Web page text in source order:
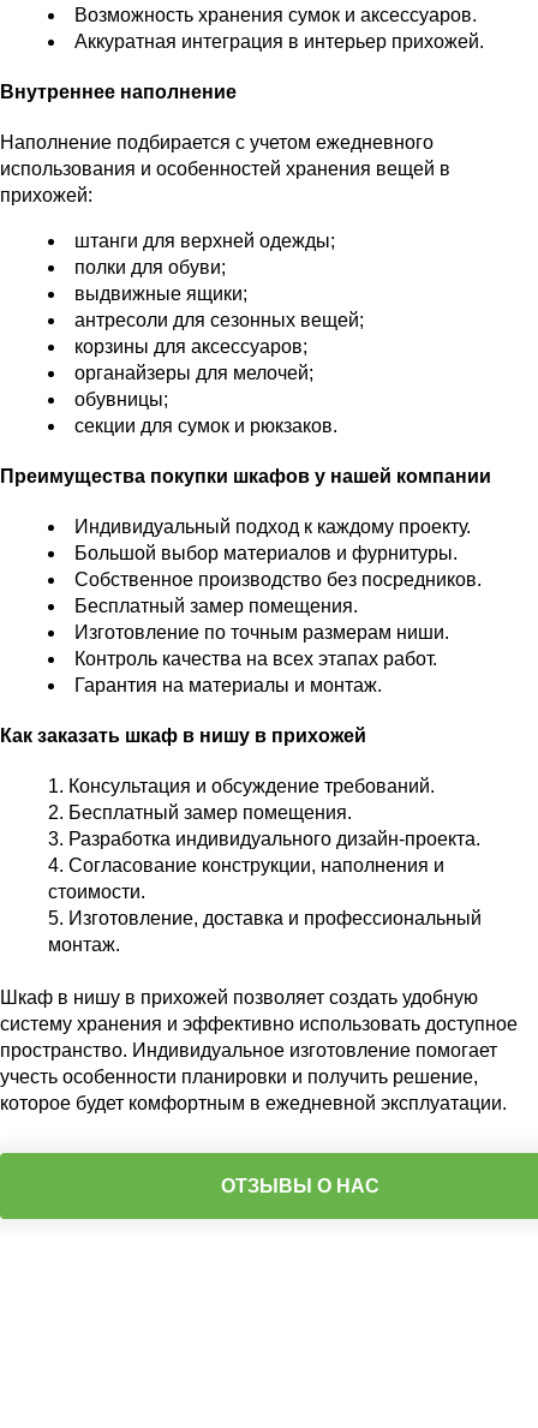
Возможность хранения сумок и аксессуаров.
Аккуратная интеграция в интерьер прихожей.
Внутреннее наполнение
Наполнение подбирается с учетом ежедневного
использования и особенностей хранения вещей в
прихожей:
штанги для верхней одежды;
полки для обуви;
выдвижные ящики;
антресоли для сезонных вещей;
корзины для аксессуаров;
органайзеры для мелочей;
обувницы;
секции для сумок и рюкзаков.
Преимущества покупки шкафов у нашей компании
Индивидуальный подход к каждому проекту.
Большой выбор материалов и фурнитуры.
Собственное производство без посредников.
Бесплатный замер помещения.
Изготовление по точным размерам ниши.
Контроль качества на всех этапах работ.
Гарантия на материалы и монтаж.
Как заказать шкаф в нишу в прихожей
Консультация и обсуждение требований.
Бесплатный замер помещения.
Разработка индивидуального дизайн-проекта.
Согласование конструкции, наполнения и
стоимости.
Изготовление, доставка и профессиональный
монтаж.
Шкаф в нишу в прихожей позволяет создать удобную
систему хранения и эффективно использовать доступное
пространство. Индивидуальное изготовление помогает
учесть особенности планировки и получить решение,
которое будет комфортным в ежедневной эксплуатации.
ОТЗЫВЫ О НАС